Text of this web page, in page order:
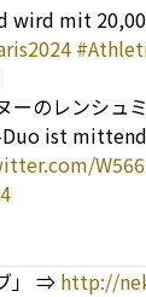
mit
のレンシュ
Duo ist
」 ⇒ http://